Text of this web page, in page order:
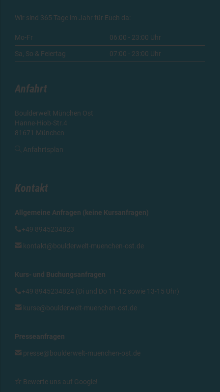
Wir sind 365 Tage im Jahr für Euch da:
Mo-Fr 06:00 - 23:00 Uhr
Sa, So & Feiertag 07:00 - 23:00 Uhr
Anfahrt
Boulderwelt München Ost
Hanne-Hiob-Str.4
81671 München
 Anfahrtsplan
Kontakt
Allgemeine Anfragen (keine Kursanfragen)
 +49 8945234823
 kontakt@boulderwelt-muenchen-ost.de
Kurs- und Buchungsanfragen
 +49 8945234824 (Di und Do 11-12 sowie 13-15 Uhr)
 kurse@boulderwelt-muenchen-ost.de
Presseanfragen
 presse@boulderwelt-muenchen-ost.de
 Bewerte uns auf Google!